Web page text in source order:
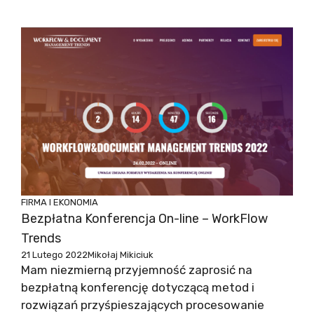
FIRMA I EKONOMIA
Bezpłatna Konferencja On-line – WorkFlow
Trends
21 Lutego 2022Mikołaj Mikiciuk
Mam niezmierną przyjemność zaprosić na
bezpłatną konferencję dotyczącą metod i
rozwiązań przyśpieszających procesowanie